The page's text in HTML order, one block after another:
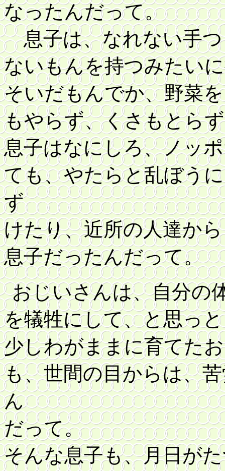
なったんだって。
息子は、なれない手つ
ないもんを持つみたい
そいだもんでか、野菜
もやらず、くさもとら
息子はなにしろ、ノッ
ても、やたらと乱ぼう
ず
けたり、近所の人達か
息子だったんだって。
おじいさんは、自分の
を犠牲にして、と思っ
少しわがままに育てた
も、世間の目からは、
ん
だって。
そんな息子も、月日が